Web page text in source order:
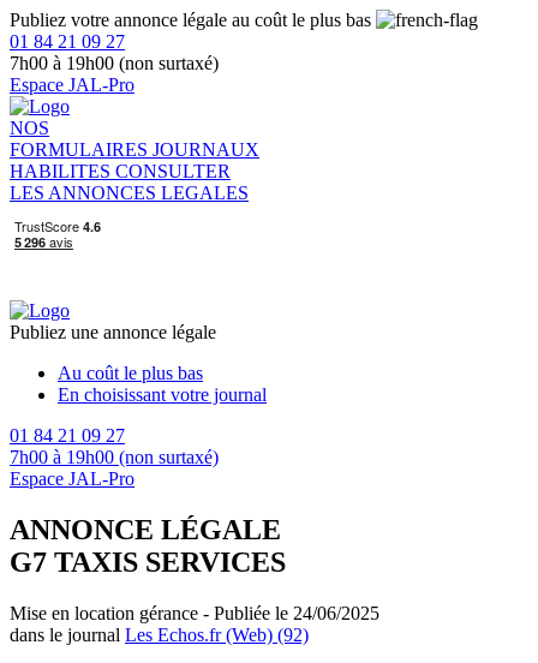
Publiez votre annonce légale au coût le plus bas
01 84 21 09 27
7h00 à 19h00 (non surtaxé)
Espace JAL-Pro
NOS
FORMULAIRES JOURNAUX
HABILITES CONSULTER
LES ANNONCES LEGALES
Publiez une annonce légale
Au coût le plus bas
En choisissant votre journal
01 84 21 09 27
7h00 à 19h00 (non surtaxé)
Espace JAL-Pro
ANNONCE LÉGALE
G7 TAXIS SERVICES
Mise en location gérance - Publiée le 24/06/2025
dans le journal Les Echos.fr (Web) (92)